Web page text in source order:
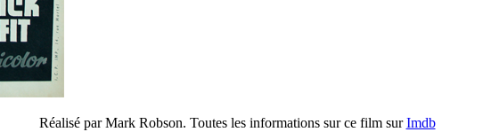
Réalisé par Mark Robson. Toutes les informations sur ce film surImdb